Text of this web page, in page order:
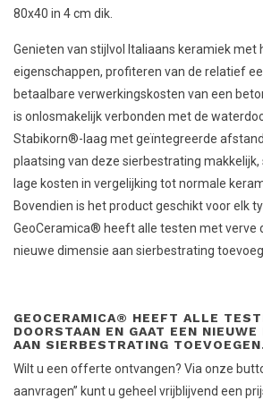
80x40 in 4 cm dik.
Genieten van stijlvol Italiaans keramiek met
eigenschappen, profiteren van de relatief
betaalbare verwerkingskosten van een
is onlosmakelijk verbonden met de
Stabikorn®-laag met geïntegreerde
plaatsing van deze sierbestrating
lage kosten in vergelijking tot normale
Bovendien is het product geschikt voor elk
GeoCeramica® heeft alle testen met verve
nieuwe dimensie aan sierbestrating
GEOCERAMICA® HEEFT ALLE
DOORSTAAN EN GAAT EEN NIEUWE
AAN SIERBESTRATING
Wilt u een offerte ontvangen? Via onze
aanvragen” kunt u geheel vrijblijvend een